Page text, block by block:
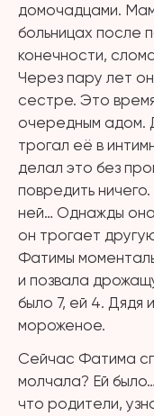
домочадцами.
больницах после
конечности,
Через пару лет
сестре. Это
очередным адом.
трогал её в
делал это без
повредить
ней… Однажды она
он трогает
Фатимы
и позвала
было 7, ей 4. Дядя
мороженое.
Сейчас Фатима
молчала? Ей
что родители,